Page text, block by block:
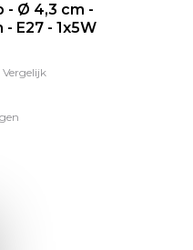
- Ø 4,3 cm -
- E27 - 1x5W
Vergelijk